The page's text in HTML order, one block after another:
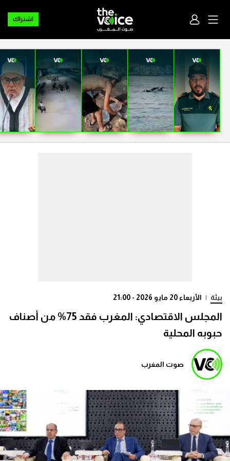
اشتراك
بيئة | الأربعاء 20 مايو 2026 - 21:00
المجلس الاقتصادي: المغرب فقد 75% من أصناف
حبوبه المحلية
صوت المغرب